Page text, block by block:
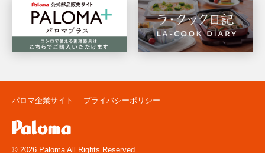
パロマ企業サイト ｜ プライバシーポリシー
© 2026 Paloma All Rights Reserved